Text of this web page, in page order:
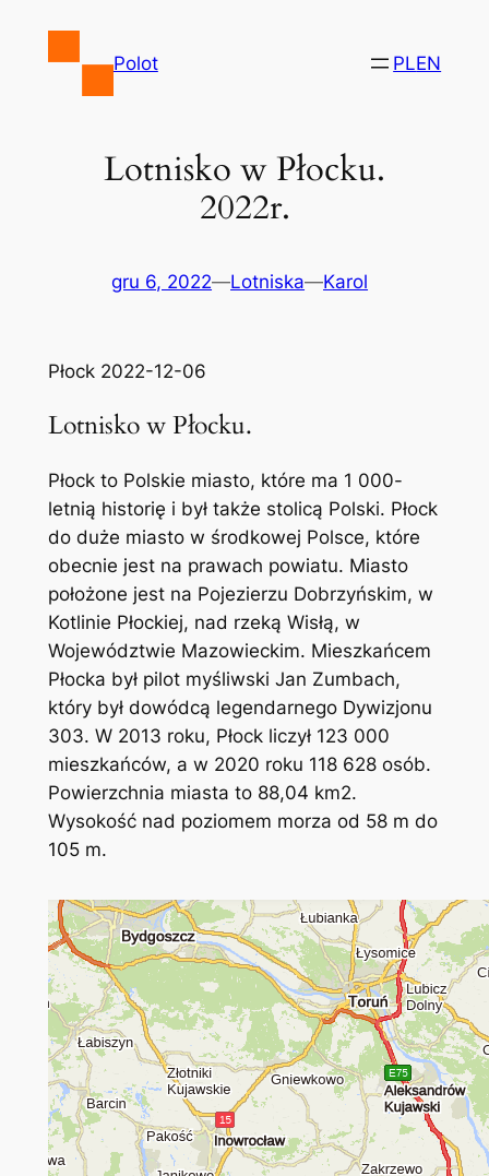
Polot PLEN
Lotnisko w Płocku.
2022r.
gru 6, 2022—Lotniska—Karol
Płock 2022-12-06
Lotnisko w Płocku.
Płock to Polskie miasto, które ma 1 000-
letnią historię i był także stolicą Polski. Płock
do duże miasto w środkowej Polsce, które
obecnie jest na prawach powiatu. Miasto
położone jest na Pojezierzu Dobrzyńskim, w
Kotlinie Płockiej, nad rzeką Wisłą, w
Województwie Mazowieckim. Mieszkańcem
Płocka był pilot myśliwski Jan Zumbach,
który był dowódcą legendarnego Dywizjonu
303. W 2013 roku, Płock liczył 123 000
mieszkańców, a w 2020 roku 118 628 osób.
Powierzchnia miasta to 88,04 km2.
Wysokość nad poziomem morza od 58 m do
105 m.